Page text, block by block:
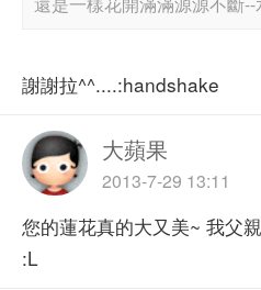
謝謝拉^^....:handshake
大蘋果
2013-7-29 13:11
您的蓮花真的大又美~ 我父
:L